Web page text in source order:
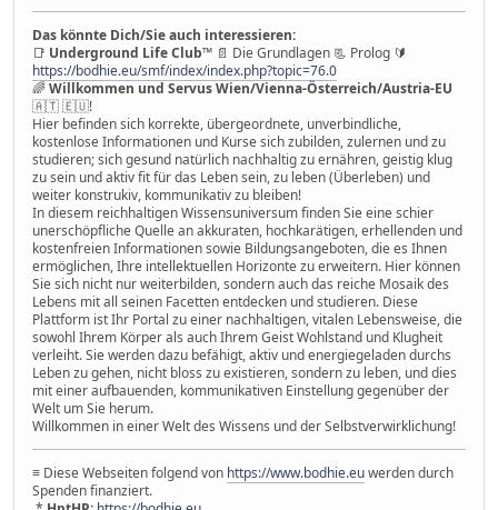
Das könnte Dich/Sie auch interessieren:
📑 Underground Life Club™ 📄 Die Grundlagen 📃 Prolog 🔰
https://bodhie.eu/smf/index/index.php?topic=76.0
🌈Willkommen und Servus Wien/Vienna-Österreich/Austria-EU
🇦🇹 🇪🇺!
Hier befinden sich korrekte, übergeordnete, unverbindliche,
kostenlose Informationen und Kurse sich zubilden, zulernen und zu
studieren; sich gesund natürlich nachhaltig zu ernähren, geistig klug
zu sein und aktiv fit für das Leben sein, zu leben (Überleben) und
weiter konstrukiv, kommunikativ zu bleiben!
In diesem reichhaltigen Wissensuniversum finden Sie eine schier
unerschöpfliche Quelle an akkuraten, hochkarätigen, erhellenden und
kostenfreien Informationen sowie Bildungsangeboten, die es Ihnen
ermöglichen, Ihre intellektuellen Horizonte zu erweitern. Hier können
Sie sich nicht nur weiterbilden, sondern auch das reiche Mosaik des
Lebens mit all seinen Facetten entdecken und studieren. Diese
Plattform ist Ihr Portal zu einer nachhaltigen, vitalen Lebensweise, die
sowohl Ihrem Körper als auch Ihrem Geist Wohlstand und Klugheit
verleiht. Sie werden dazu befähigt, aktiv und energiegeladen durchs
Leben zu gehen, nicht bloss zu existieren, sondern zu leben, und dies
mit einer aufbauenden, kommunikativen Einstellung gegenüber der
Welt um Sie herum.
Willkommen in einer Welt des Wissens und der Selbstverwirklichung!
≡ Diese Webseiten folgend von https://www.bodhie.euwerden durch
Spenden finanziert.